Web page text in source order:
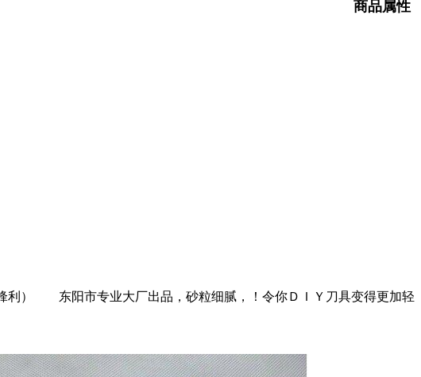
商品属性
利） 东阳市专业大厂出品，砂粒细腻，！令你ＤＩＹ刀具变得更加轻